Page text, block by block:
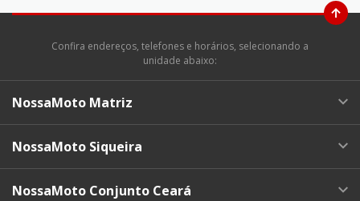
Confira endereços, telefones e horários, selecionando a
unidade abaixo:
NossaMoto Matriz
NossaMoto Siqueira
NossaMoto Conjunto Ceará